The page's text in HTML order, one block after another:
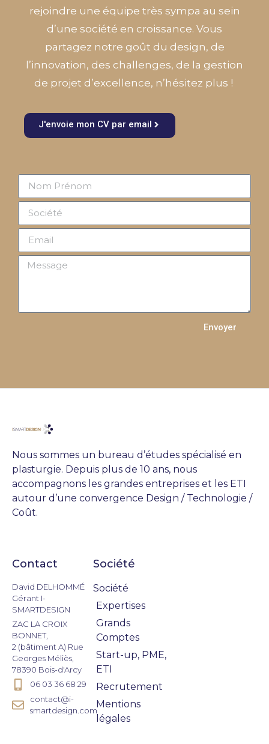
rejoindre une équipe très sympa au sein
d’une société en croissance. Vous
partagez notre goût du design, de
l’innovation, des challenges, de la gestion
de projet d’excellence, n’hésitez plus !
J'envoie mon CV par email
Envoyer
Nous sommes un bureau d’études spécialisé en
plasturgie. Depuis plus de 10 ans, nous
accompagnons les grandes entreprises et les ETI
autour d’une convergence Design / Technologie /
Coût.
Contact
David DELHOMMÉ
Gérant I-
SMARTDESIGN
ZAC LA CROIX
BONNET,
2 (bâtiment A) Rue
Georges Méliès,
78390 Bois-d'Arcy
06 03 36 68 29
contact@i-
smartdesign.com
Société
Société
Expertises
Grands
Comptes
Start-up, PME,
ETI
Recrutement
Mentions
légales